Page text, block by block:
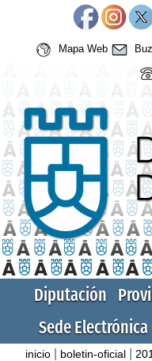
Mapa Web
Diputación
Sede Electrónica
inicio boletin-oficial